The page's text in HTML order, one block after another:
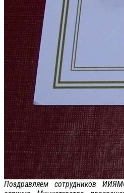
Поздравляем сотрудников